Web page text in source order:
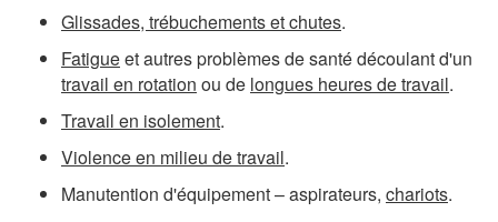
Glissades, trébuchements et chutes.
Fatigueet autres problèmes de santé découlant d'un
travail en rotation ou de longues heures de travail.
Travail en isolement.
Violence en milieu de travail.
Manutention d'équipement – aspirateurs, chariots.